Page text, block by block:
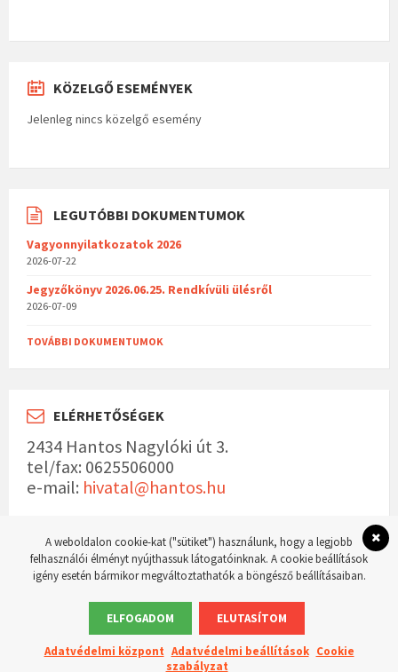
KÖZELGŐ ESEMÉNYEK
Jelenleg nincs közelgő esemény
LEGUTÓBBI DOKUMENTUMOK
Vagyonnyilatkozatok 2026
2026-07-22
Jegyzőkönyv 2026.06.25. Rendkívüli ülésről
2026-07-09
TOVÁBBI DOKUMENTUMOK
ELÉRHETŐSÉGEK
2434 Hantos Nagylóki út 3.
tel/fax: 0625506000
e-mail: hivatal@hantos.hu
© 2023 Hantos község hivatalos weboldala Készítette:WordPress Master weboldal
A weboldalon cookie-kat ("sütiket") használunk, hogy a legjobb
felhasználói élményt nyújthassuk látogatóinknak. A cookie beállítások
igény esetén bármikor megváltoztathatók a böngésző beállításaiban.
ELFOGADOM ELUTASÍTOM
Adatvédelmi központ Adatvédelmi beállítások Cookie
szabályzat